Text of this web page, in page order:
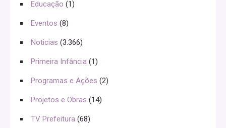
Educação (1)
Eventos (8)
Noticias (3.366)
Primeira Infância (1)
Programas e Ações (2)
Projetos e Obras (14)
TV Prefeitura (68)